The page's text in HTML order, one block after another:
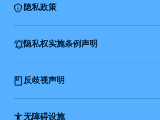
隐私政策
隐私权实施条例声明
反歧视声明
无障碍设施